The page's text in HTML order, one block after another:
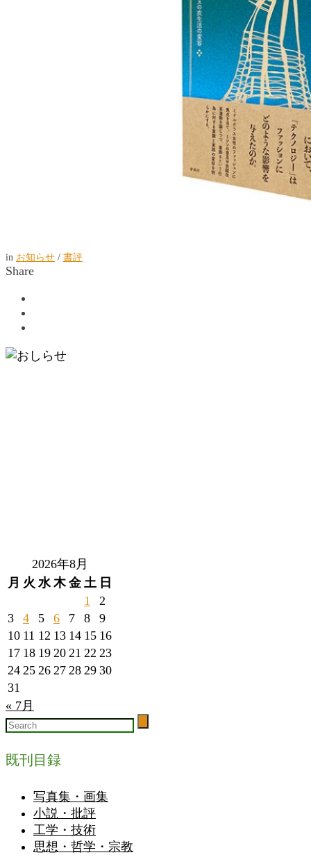
in お知らせ / 書評
Share
2026年8月
月 火 水 木 金 土 日
1
2
3
4 5 6 7 8
9
10 11 12 13 14 15 16
17 18 19 20 21 22 23
24 25 26 27 28 29 30
31
« 7月
既刊目録
写真集・画集
小説・批評
工学・技術
思想・哲学・宗教